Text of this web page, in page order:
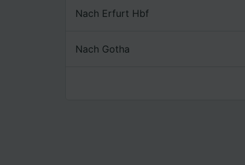
Nach Erfurt Hbf
Nach Gotha